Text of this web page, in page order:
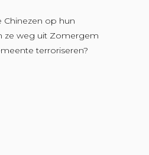
Chinezen op hun
ze weg uit Zomergem
terroriseren?